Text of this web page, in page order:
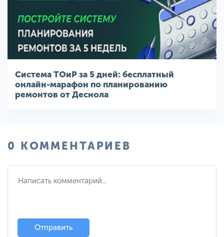
Система ТОиР за 5 дней: бесплатный
онлайн-марафон по планированию
ремонтов от Деснола
0 КОММЕНТАРИЕВ
Отправить